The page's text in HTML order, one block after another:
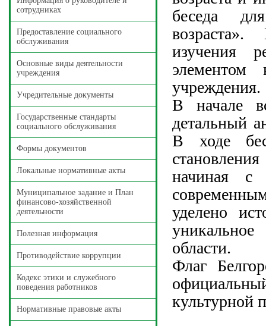
сотрудниках
Предоставление социального
обслуживания
Основные виды деятельности
учреждения
Учредительные документы
Государственные стандарты
социального обслуживания
Формы документов
Локальные нормативные акты
Муниципальное задание и План
финансово-хозяйственной
деятельности
Полезная информация
Противодействие коррупции
Кодекс этики и служебного
поведения работников
Нормативные правовые акты
беседа
изучения
элементом
учреждения.
В начале
детальный
В ходе
начиная с
уделено
области.
Флаг
культурной